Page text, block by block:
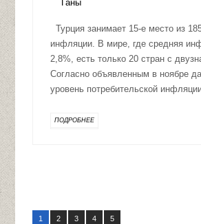
Турция занимает 15-е место из
инфляции. В мире, где средняя
2,8%, есть только 20 стран с
Согласно объявленным в ноябре
уровень потребительской
ПОДРОБНЕЕ
1 2 3 4 5